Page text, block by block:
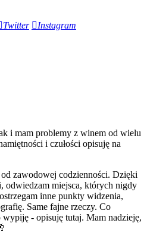
Twitter Instagram
i mam problemy z winem od wielu
i czułości opisuję na
zawodowej codzienności. Dzięki
odwiedzam miejsca, których nigdy
inne punkty widzenia,
Same fajne rzeczy. Co
wypiję - opisuję tutaj. Mam nadzieję,